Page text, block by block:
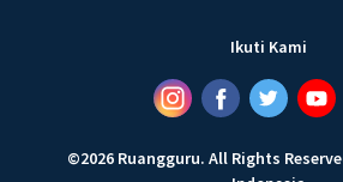
Ikuti Kami
©2026 Ruangguru. All Rights